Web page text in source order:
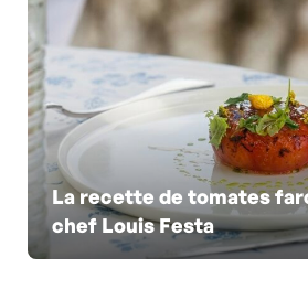
La recette de tomates
chef Louis Festa